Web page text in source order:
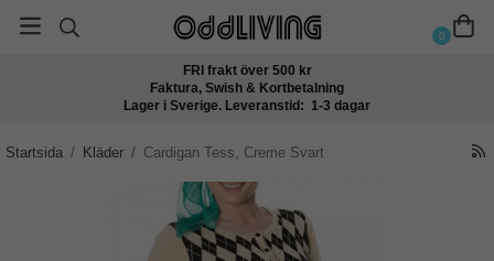
0
FRI frakt över 500 kr
Faktura, Swish & Kortbetalning
Lager i Sverige. Leveranstid: 1-3 dagar
Startsida / Kläder / Cardigan Tess, Creme Svart